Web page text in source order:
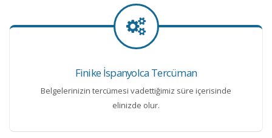
Finike İspanyolca Tercüman
Belgelerinizin tercümesi vadettiğimiz süre içerisinde
elinizde olur.